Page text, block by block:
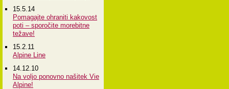
15.5.14
Pomagajte ohraniti kakovost
poti – sporočite morebitne
težave!
15.2.11
Alpine Line
14.12.10
Na voljo ponovno našitek Vie
Alpine!